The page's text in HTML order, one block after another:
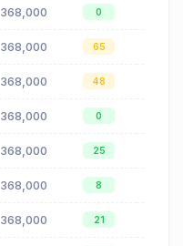
368,000 0
368,000 65
368,000 48
368,000 0
368,000 25
368,000 8
368,000 21